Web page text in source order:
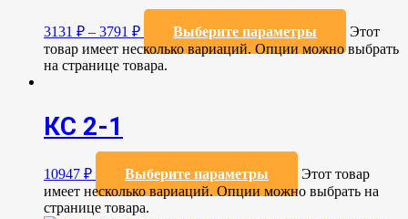
3131 ₽ – 3791 ₽ Выберите параметры
Этот
товар имеет несколько вариаций. Опции можно выбрать
на странице товара.
КС 2-1
10947 ₽ Выберите параметры
Этот товар
имеет несколько вариаций. Опции можно выбрать на
странице товара.